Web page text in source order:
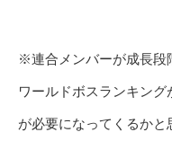
※連合メンバーが成長段
ワールドボスランキン
が必要になってくるかと